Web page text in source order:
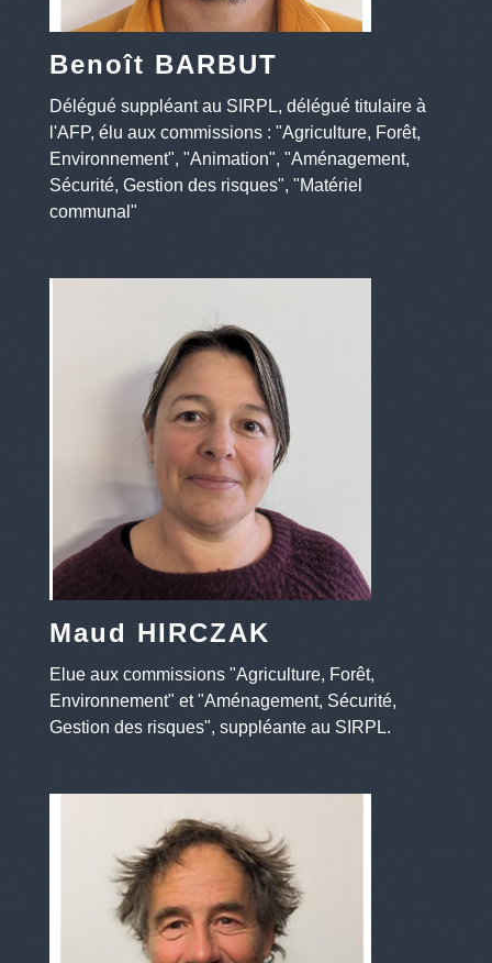
Benoît BARBUT
Délégué suppléant au SIRPL, délégué titulaire à
l'AFP, élu aux commissions : "Agriculture, Forêt,
Environnement", "Animation", "Aménagement,
Sécurité, Gestion des risques", "Matériel
communal"
Maud HIRCZAK
Elue aux commissions "Agriculture, Forêt,
Environnement" et "Aménagement, Sécurité,
Gestion des risques", suppléante au SIRPL.